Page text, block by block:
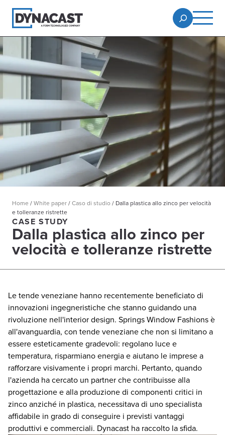
Home /White paper/Caso di studio/ Dalla plastica allo zinco per velocità
e tolleranze ristrette
CASE STUDY
Dalla plastica allo zinco per
velocità e tolleranze ristrette
Le tende veneziane hanno recentemente beneficiato di
innovazioni ingegneristiche che stanno guidando una
rivoluzione nell'interior design. Springs Window Fashions è
all'avanguardia, con tende veneziane che non si limitano a
essere esteticamente gradevoli: regolano luce e
temperatura, risparmiano energia e aiutano le imprese a
rafforzare visivamente i propri marchi. Pertanto, quando
l'azienda ha cercato un partner che contribuisse alla
progettazione e alla produzione di componenti critici in
zinco anziché in plastica, necessitava di uno specialista
affidabile in grado di conseguire i previsti vantaggi
produttivi e commerciali. Dynacast ha raccolto la sfida.